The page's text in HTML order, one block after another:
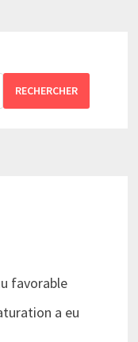
RECHERCHER
favorable
a eu